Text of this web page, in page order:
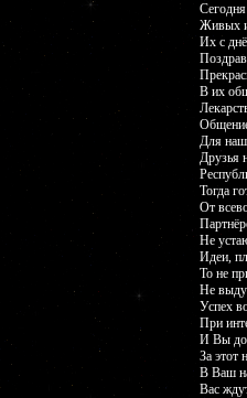
Живых
Их с
В их
Для
Друзья
Тогда
От
Не
Идеи,
То не
Не
Успех
При
И Вы
За этот
В Ваш
Вас